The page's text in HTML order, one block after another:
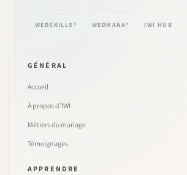
WEDSKILLS® WEDMANA® IWI HUB
GÉNÉRAL
Accueil
À propos d’IWI
Métiers du mariage
Témoignages
APPRENDRE